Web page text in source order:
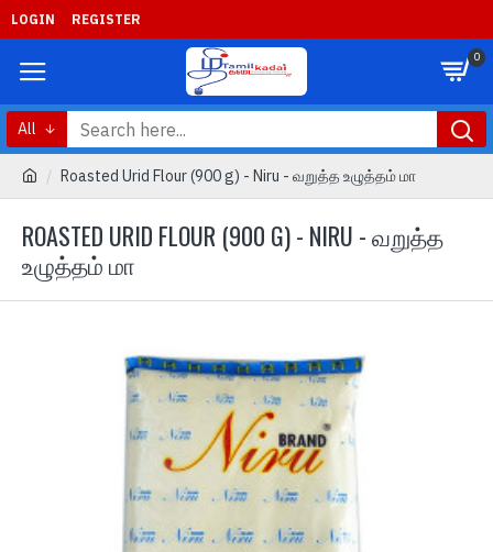
LOGIN REGISTER
0
All
Roasted Urid Flour (900 g) - Niru - வறுத்த உழுத்தம் மா
ROASTED URID FLOUR (900 G) - NIRU - வறுத்த
உழுத்தம் மா